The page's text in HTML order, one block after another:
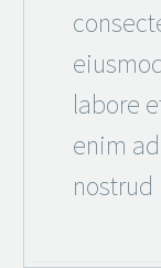
labore
enim
nostrud